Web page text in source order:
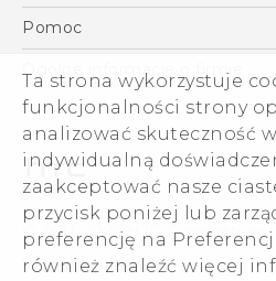
Ta strona wykorzystuje
funkcjonalności strony
analizować skuteczność
indywidualną
zaakceptować nasze
przycisk poniżej lub
preferencję na
również znaleźć więcej
Polish - Wytyczne
User
English - Safety and
VIVE
Akcesoria
HTC Vive
Pomoc
Pomoc E-commerce
Ogólne informacje o firmie
ESG
Informacje o firmie
Dla inwestorów (angielski)
Cookie Preferences
Kariera
© 2011-2026 HTC Corporation
Warunki prawne